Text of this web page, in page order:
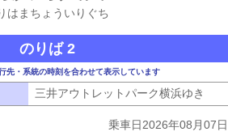
はまちょういりぐち
のりば 2
先・系統の時刻を合わせて表示しています
三井アウトレットパーク横浜ゆき
乗車日2026年08月07日